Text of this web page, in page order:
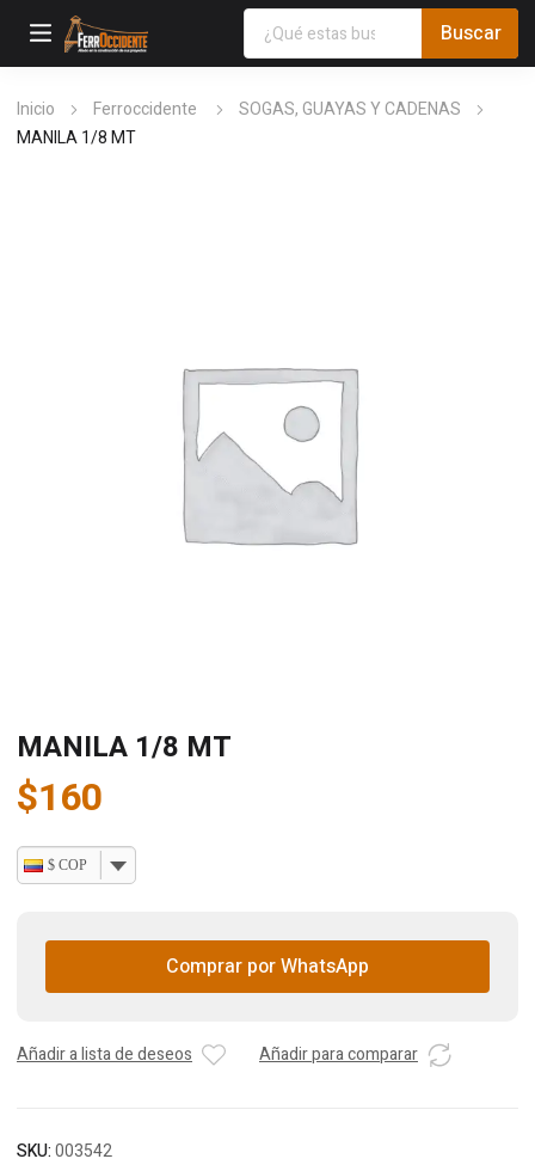
Inicio Ferroccidente
SOGAS, GUAYAS Y CADENAS
MANILA 1/8 MT
MANILA 1/8 MT
$160
$ COP
Comprar por WhatsApp
Añadir a lista de deseos Añadir para comparar
SKU:003542